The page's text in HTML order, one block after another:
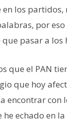
los
por
pasar a los
que el PAN
que hoy
encontrar
echado en